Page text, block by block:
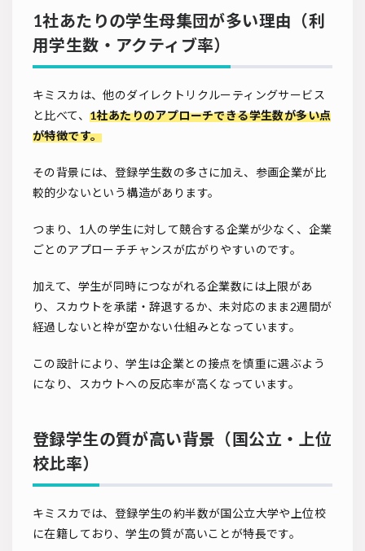
1社あたりの学生母集団が多い理由（利
用学生数・アクティブ率）
キミスカは、他のダイレクトリクルーティングサービス
と比べて、 1社あたりのアプローチできる学生数が多い点
が特徴です。
その背景には、登録学生数の多さに加え、参画企業が比
較的少ないという構造があります。
つまり、1人の学生に対して競合する企業が少なく、企業
ごとのアプローチチャンスが広がりやすいのです。
加えて、学生が同時につながれる企業数には上限があ
り、スカウトを承諾・辞退するか、未対応のまま2週間が
経過しないと枠が空かない仕組みとなっています。
この設計により、学生は企業との接点を慎重に選ぶよう
になり、スカウトへの反応率が高くなっています。
登録学生の質が高い背景（国公立・上位
校比率）
キミスカでは、登録学生の約半数が国公立大学や上位校
に在籍しており、学生の質が高いことが特長です。